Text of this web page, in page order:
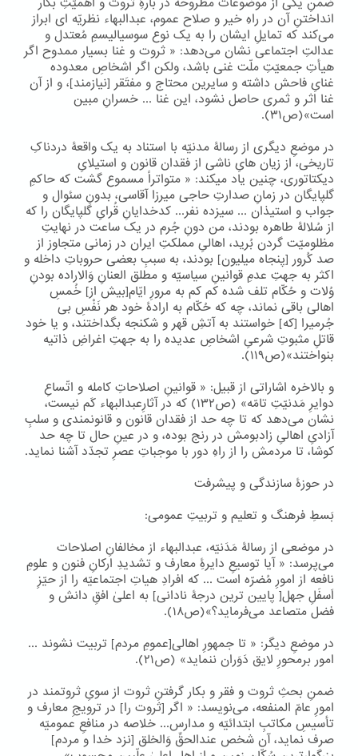
انداختنِ آن در راهِ خیر و صلاح عموم، عبدالبهاء نظریّه ای ابراز
می‌کند که تمایلِ ایشان را به یک نوع سوسیالیسمِ مُعتدل و
عدالتِ اجتماعی نشان می‌دهد: « ثروت و غنا بسیار ممدوح اگر
هیأتِ جمعیّتِ ملّت غنی باشد، ولکن اگر اشخاصِ معدوده
غنایِ فاحش داشته و سایرین محتاج و مفتَقر [نیازمند]، و از آن
غنا اثر و ثمری حاصل نشود، این غنا ... خسرانِ مبین
است»(ص۳۱).
در موضعِ دیگری از رسالۀ مدنیّه با استناد به یک واقعۀ دردناکِ
تاریخی، از زیان هایِ ناشی از فقدان قانون و استیلایِ
دیکتاتوری، چنین یاد میکند: « متواتراً مسموع گشت که حاکمِ
گلپایگان در زمانِ صدارتِ حاجی میرزا آقاسی، بدونِ سئوال و
جواب و استیذان ... سیزده نفر... کدخدایانِ قُرایِ گلپایگان را که
از سُلالۀ طاهره بودند، من دونِ جُرم در یک ساعت در نهایتِ
مظلومیّت گردن بُرید، اهالیِ مملکتِ ایران در زمانی متجاوز از
صد کُرور [پنجاه میلیون] بودند، به سببِ بعضی حروباتِ داخله و
اکثر به جهتِ عدمِ قوانینِ سیاسیّه و مطلق العنانِ وَالاراده بودنِ
وُلات و حُکّام تلف شده کم کم به مرورِ ایّام[بیش از] خُمسِ
اهالی باقی نماند، چه که حُکّام به ارادۀ خود هر نَفْسِ بی
جُرمیرا [که] خواستند به آتشِ قهر و شکنجه بگداختند، و یا خود
قاتلِ مثبوتِ شرعیِ اشخاصِ عدیده را به جهتِ اغراضِ ذاتیه
بنواختند»(ص۱۱۹).
و بالاخره اشاراتی از قبیل: « قوانینِ اصلاحاتِ کامله و اتّساعِ
دوایرِ مَدنیّتِ تامّه» (ص۱۳۲) که در آثارِعبدالبهاء کَم نیست،
نشان می‌دهد که تا چه حد از فقدان قانون و قانونمندی و سلبِ
آزادیِ اهالیِ زادبومش در رنج بوده، و در عینِ حال تا چه حد
کوشا، تا مردمش را از راهِ دور با موجباتِ عصرِ تجدّد آشنا نماید.
در حوزۀ سازندگی و پیشرفت
بَسطِ فرهنگ و تعلیم و تربیتِ عمومی:
در موضعی از رسالۀ مَدَنیّه، عبدالبهاء از مخالفانِ اصلاحات
می‌پرسد: « آیا توسیعِ دایرۀِ معارف و تشدیدِ ارکانِ فنون و علومِ
نافعه از امورِ مُضرّه است ... که افرادِ هیاتِ اجتماعیّه را از حیّزِ
اَسفَلِ جهل[ پایین ترین درجۀ نادانی] به اعلیٰ افقِ دانش و
فضل متصاعد می‌فرماید؟»(ص۱۸).
در موضعِ دیگر: « تا جمهورِ اهالی[عمومِ مردم] تربیت نشوند ...
امور برمحورِ لایق دَوَران ننماید» (ص۲۱).
ضمنِ بحثِ ثروت و فقر و بکار گرفتنِ ثروت از سویِ ثروتمند در
امورِ عامّ المنفعه، می‌نویسد: « اگر [ثروت را] در ترویجِ معارف و
تأسیسِ مکاتبِ ابتدائیّه و مدارس... خلاصه در منافعِ عمومیّه
صرف نماید، آن شخص عندالحقِّ وَالخلق [نزد خدا و مردم]